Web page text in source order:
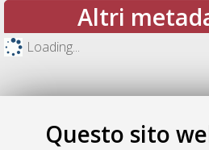
Questo sito
Altri
Loading...